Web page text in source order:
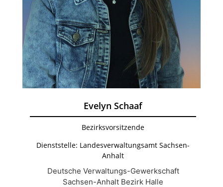
Evelyn Schaaf
Bezirksvorsitzende
Dienststelle: Landesverwaltungsamt Sachsen-
Anhalt
Deutsche Verwaltungs-Gewerkschaft
Sachsen-Anhalt Bezirk Halle